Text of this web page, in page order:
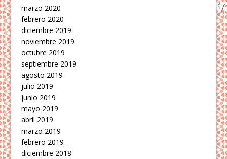
marzo 2020
febrero 2020
diciembre 2019
noviembre 2019
octubre 2019
septiembre 2019
agosto 2019
julio 2019
junio 2019
mayo 2019
abril 2019
marzo 2019
febrero 2019
diciembre 2018